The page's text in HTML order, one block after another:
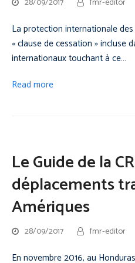
La protection internationale
« clause de cessation » incluse
internationaux touchant à ce…
Read more
Le Guide de la
déplacements
Amériques
28/09/2017 fmr-editor
En novembre 2016, au